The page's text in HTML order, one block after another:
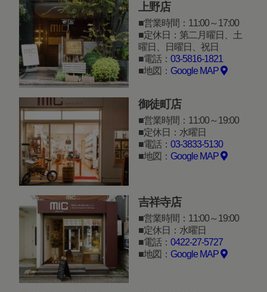
上野店
営業時間：11:00～17:00
定休日：第二月曜日、土
曜日、日曜日、祝日
電話： 03-5816-1821
地図： Google MAP
御徒町店
営業時間：11:00～19:00
定休日：水曜日
電話： 03-3833-5130
地図： Google MAP
吉祥寺店
営業時間：11:00～19:00
定休日：水曜日
電話： 0422-27-5727
地図： Google MAP